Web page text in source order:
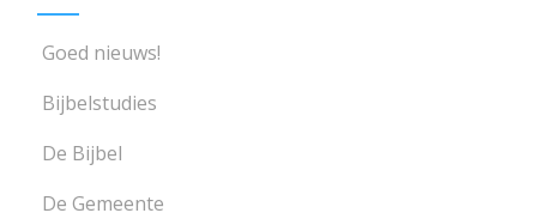
Goed nieuws!
Bijbelstudies
De Bijbel
De Gemeente